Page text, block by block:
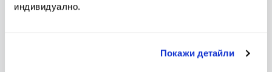
индивидуално.
Покажи детайли